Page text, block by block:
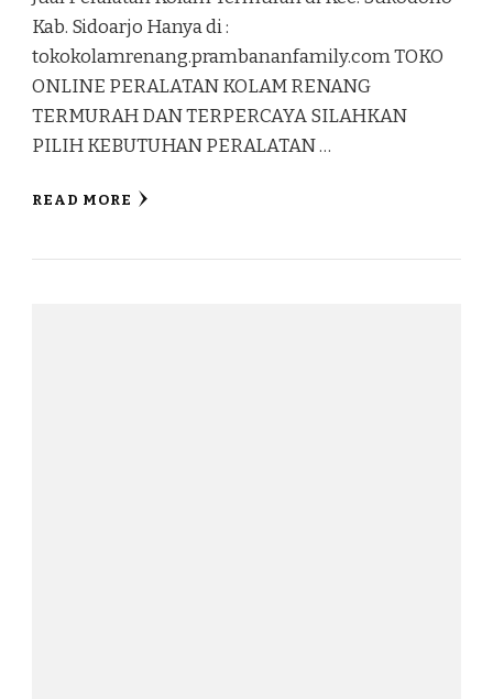
Kab. Sidoarjo Hanya di :
tokokolamrenang.prambananfamily.com TOKO
ONLINE PERALATAN KOLAM RENANG
TERMURAH DAN TERPERCAYA SILAHKAN
PILIH KEBUTUHAN PERALATAN …
READ MORE